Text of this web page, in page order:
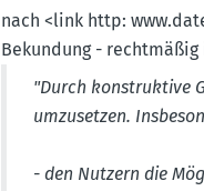
nach <link http:
Bekundung - recht­mäßig
"Durch konstruktive
umzusetzen.
- den Nutzern die